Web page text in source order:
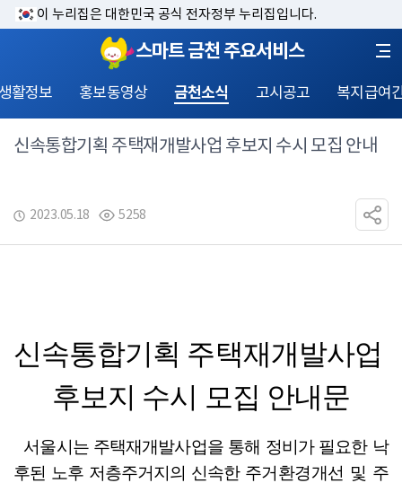
이 누리집은 대한민국 공식 전자정부 누리집입니다.
스마트 금천 주요서비스
활정보 홍보동영상 금천소식 고시공고 복지급여
신속통합기획 주택재개발사업 후보지 수시 모집 안내
2023.05.18 5258
신속통합기획 주택재개발사업
후보지 수시 모집 안내문
서울시는 주택재개발사업을 통해 정비가 필요한 낙
후된 노후 저층주거지의 신속한 주거환경개선 및 주